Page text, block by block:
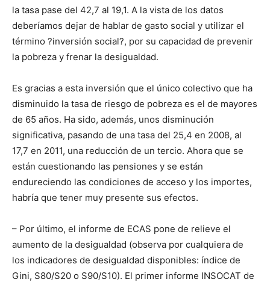
la tasa pase del 42,7 al 19,1. A la vista de los datos
deberíamos dejar de hablar de gasto social y utilizar el
término ?inversión social?, por su capacidad de prevenir
la pobreza y frenar la desigualdad.
Es gracias a esta inversión que el único colectivo que ha
disminuido la tasa de riesgo de pobreza es el de mayores
de 65 años. Ha sido, además, unos disminución
significativa, pasando de una tasa del 25,4 en 2008, al
17,7 en 2011, una reducción de un tercio. Ahora que se
están cuestionando las pensiones y se están
endureciendo las condiciones de acceso y los importes,
habría que tener muy presente sus efectos.
– Por último, el informe de ECAS pone de relieve el
aumento de la desigualdad (observa por cualquiera de
los indicadores de desigualdad disponibles: índice de
Gini, S80/S20 o S90/S10). El primer informe INSOCAT de